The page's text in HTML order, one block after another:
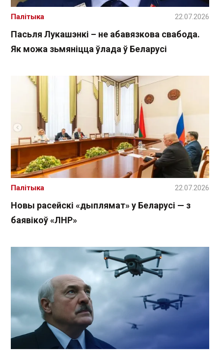
Пасьля Лукашэнкі – не абавязкова свабода.
Як можа зьмяніцца ўлада ў Беларусі
Палітыка 22.07.2026
Новы расейскі «дыплямат» у Беларусі — з
баявікоў «ЛНР»
Палітыка 22.07.2026